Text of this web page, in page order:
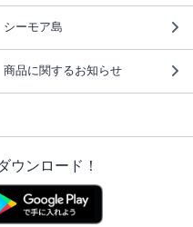
シーモア島
商品に関するお知らせ
ウンロード！